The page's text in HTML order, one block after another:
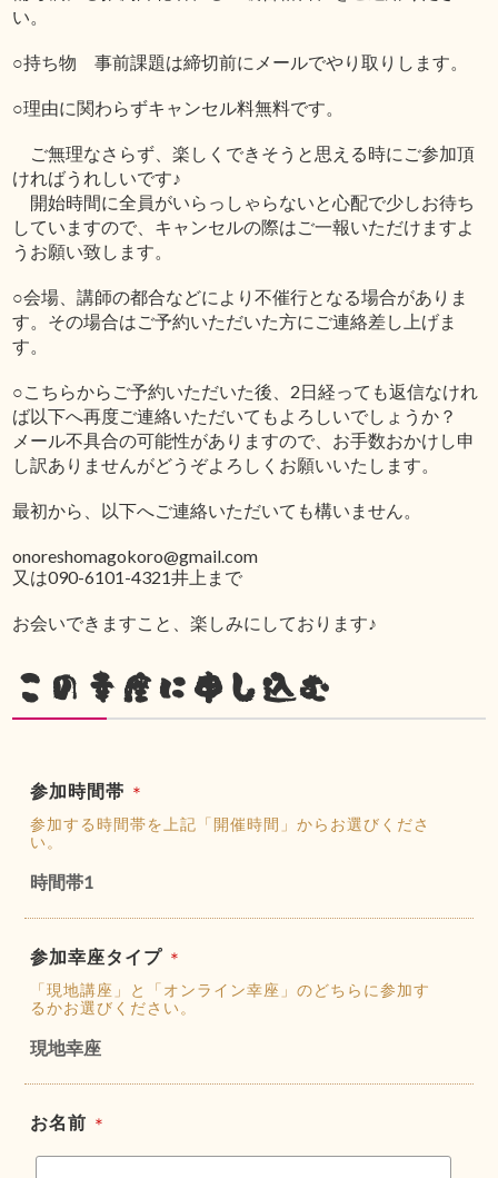
い。
○持ち物 事前課題は締切前にメールでやり取りします。
○理由に関わらずキャンセル料無料です。
ご無理なさらず、楽しくできそうと思える時にご参加頂
ければうれしいです♪
開始時間に全員がいらっしゃらないと心配で少しお待ち
していますので、キャンセルの際はご一報いただけますよ
うお願い致します。
○会場、講師の都合などにより不催行となる場合がありま
す。その場合はご予約いただいた方にご連絡差し上げま
す。
○こちらからご予約いただいた後、2日経っても返信なけれ
ば以下へ再度ご連絡いただいてもよろしいでしょうか？
メール不具合の可能性がありますので、お手数おかけし申
し訳ありませんがどうぞよろしくお願いいたします。
最初から、以下へご連絡いただいても構いません。
onoreshomagokoro@gmail.com
又は090-6101-4321井上まで
お会いできますこと、楽しみにしております♪
この幸座に申し込む
参加時間帯 ＊
参加する時間帯を上記「開催時間」からお選びくださ
い。
時間帯1
参加幸座タイプ ＊
「現地講座」と「オンライン幸座」のどちらに参加す
るかお選びください。
現地幸座
お名前 ＊